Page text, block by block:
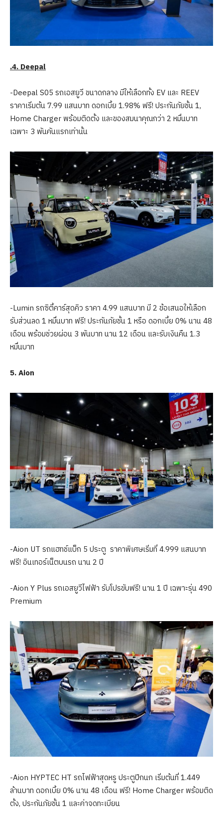
.4.Deepal
-Deepal S05 รถเอสยูวี ขนาดกลาง มีให้เลือกทั้ง EV และ REEV
ราคาเริ่มต้น 7.99 แสนบาท ดอกเบี้ย 1.98% ฟรี! ประกันภัยชั้น 1,
Home Charger พร้อมติดตั้ง และของสมนาคุณกว่า 2 หมื่นบาท
เฉพาะ 3 พันคันแรกเท่านั้น
-Lumin รถซิตี้คาร์สุดคิว ราคา 4.99 แสนบาท มี 2 ข้อเสนอให้เลือก
รับส่วนลด 1 หมื่นบาท ฟรี! ประกันภัยชั้น 1 หรือ ดอกเบี้ย 0% นาน 48
เดือน พร้อมช่วยผ่อน 3 พันบาท นาน 12 เดือน และรับเงินคืน 1.3
หมื่นบาท
5.Aion
-Aion UT รถแฮทช์แบ็ก 5 ประตู ราคาพิเศษเริ่มที่ 4.999 แสนบาท
ฟรี! อินเทอร์เน็ตบนรถ นาน 2 ปี
-Aion Y Plus รถเอสยูวีไฟฟ้า รับโปรขับฟรี! นาน 1 ปี เฉพาะรุ่น 490
Premium
-Aion HYPTEC HT รถไฟฟ้าสุดหรู ประตูปีกนก เริ่มต้นที่ 1.449
ล้านบาท ดอกเบี้ย 0% นาน 48 เดือน ฟรี! Home Charger พร้อมติด
ตั้ง, ประกันภัยชั้น 1 และค่าจดทะเบียน